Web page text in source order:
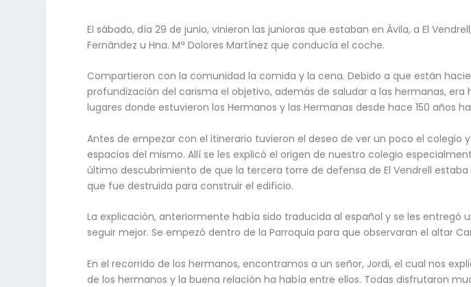
El sábado, día 29 de junio, vinieron las junioras que estaban en Ávila, a El
Fernández u Hna. Mª Dolores Martínez que conducía el coche.
Compartieron con la comunidad la comida y la cena. Debido a que están
profundización del carisma el objetivo, además de saludar a las hermanas, era
lugares donde estuvieron los Hermanos y las Hermanas desde hace 150 años
Antes de empezar con el itinerario tuvieron el deseo de ver un poco el colegio
espacios del mismo. Allí se les explicó el origen de nuestro colegio
último descubrimiento de que la tercera torre de defensa de El Vendrell
que fue destruida para construir el edificio.
La explicación, anteriormente había sido traducida al español y se les entregó
seguir mejor. Se empezó dentro de la Parroquia para que observaran el altar
En el recorrido de los hermanos, encontramos a un señor, Jordi, el cual nos
de los hermanos y la buena relación ha había entre ellos. Todas disfrutaron